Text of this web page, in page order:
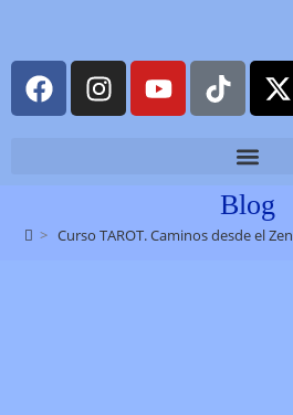
Blog
> Curso TAROT. Caminos desde el Zen